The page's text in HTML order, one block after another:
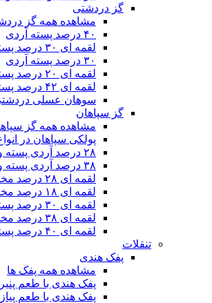
گز دردشتی
مشاهده همه گز
۴۰ درصد پسته آردی
لقمه ای ۳۰ درصد پسته
۳۰ درصد پسته آردی
لقمه ای ۲۰ درصد پسته
لقمه ای ۴۲ درصد پسته
سوهان عسلی
گز سپاهان
مشاهده همه گز
پولکی سپاهان در
۲۸ درصد آردی پسته و بادام
۳۸ درصد آردی پسته و بادام
لقمه ای ۲۸ درصد مخلوط پسته و بادام
لقمه ای ۱۸ درصد مخلوط پسته و بادام
لقمه ای ۳۰ درصد پسته
لقمه ای ۳۸ درصد مخلوط پسته و بادام
لقمه ای ۴۰ درصد پسته
تنقلات
پفک هندی
مشاهده همه پفک ها
پفک هندی با طعم
پفک هندی با طعم